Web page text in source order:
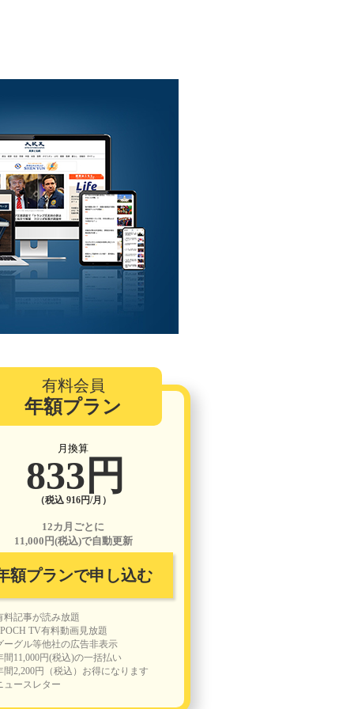
有料会員
年額プラン
月換算
833円
（税込 916円/月）
12カ月ごとに
11,000円(税込)で自動更新
額プランで申し込む
料記事が読み放題
TV有料動画見放題
ーグル等他社の広告非表示
間11,000円(税込)の一括払い
間2,200円（税込）お得になります
ュースレター